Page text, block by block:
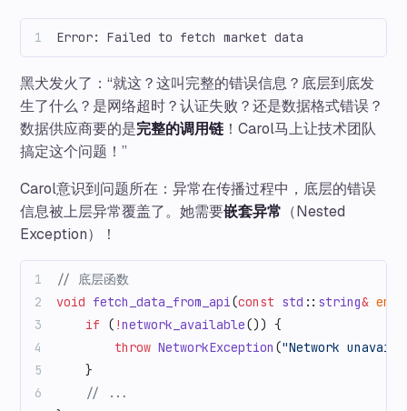
Error: Failed to fetch market data
黑犬发火了：“就这？这叫完整的错误信息？底层到底发
生了什么？是网络超时？认证失败？还是数据格式错误？
数据供应商要的是完整的调用链 ！Carol马上让技术团队
搞定这个问题！”
Carol意识到问题所在：异常在传播过程中，底层的错误
信息被上层异常覆盖了。她需要嵌套异常 （Nested
Exception）！
// 底层函数
void fetch_data_from_api(const std :: string&
    if
( !network_available()) {
        throw
NetworkException ("Network
    }
    // ...